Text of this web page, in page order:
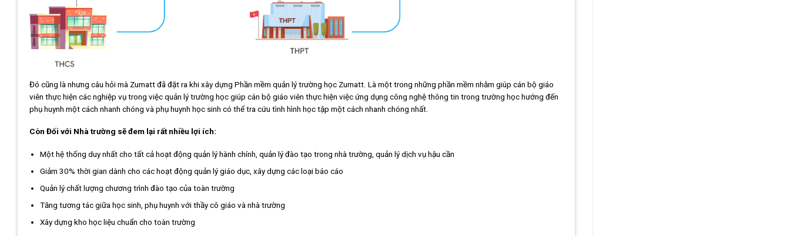
Đó cũng là nhưng câu hỏi mà Zumatt đã đặt ra khi xây dựng Phần mềm quản lý trường học Zumatt. Là một trong những phần mềm nhằm giúp cán bộ giáo
viên thực hiện các nghiệp vụ trong việc quản lý trường học giúp cán bộ giáo viên thực hiện việc ứng dụng công nghệ thông tin trong trường học hướng đến
phụ huynh một cách nhanh chóng và phụ huynh học sinh có thể tra cứu tình hình học tập một cách nhanh chóng nhất.
Còn Đối với Nhà trường sẽ đem lại rất nhiều lợi ích:
Một hệ thống duy nhất cho tất cả hoạt động quản lý hành chính, quản lý đào tạo trong nhà trường, quản lý dịch vụ hậu cần
Giảm 30% thời gian dành cho các hoạt động quản lý giáo dục, xây dựng các loại báo cáo
Quản lý chất lượng chương trình đào tạo của toàn trường
Tăng tương tác giữa học sinh, phụ huynh với thầy cô giáo và nhà trường
Xây dựng kho học liệu chuẩn cho toàn trường